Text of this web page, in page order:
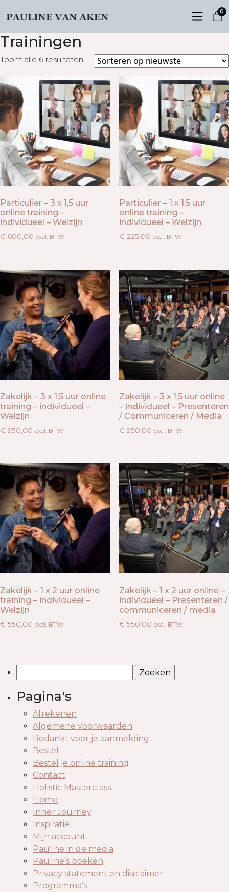
0
Trainingen
Toont alle 6 resultaten Gesorteerd
nieuwste
Particulier – 3 x 1,5 uur
online training –
individueel – Welzijn
€ 600,00 excl. BTW
Particulier – 1 x 1,5 uur
online training –
individueel – Welzijn
€225,00 excl. BTW
Zakelijk – 3 x 1,5 uur online
training – individueel –
Welzijn
€ 950,00 excl. BTW
Zakelijk – 3 x 1,5 uur online
– individueel – Presenteren
/ Communiceren / Media
€950,00 excl. BTW
Zakelijk – 1 x 2 uur online
training – individueel –
Welzijn
€ 550,00 excl. BTW
Zakelijk – 1 x 2 uur online –
individueel – Presenteren /
communiceren / media
€550,00 excl. BTW
naar:
Pagina's
Afrekenen
Algemene voorwaarden
Bedankt voor je aanmelding
Bestel
Bestel je online training
Contact
Holistic Masterclass
Home
Inner Journey
Inspiratie
Mijn account
Pauline in de media
Pauline’s boeken
Privacy statement en disclaimer
Programma’s